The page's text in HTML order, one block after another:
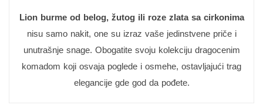
Lion burme od belog, žutog ili roze zlata sa cirkonima
nisu samo nakit, one su izraz vaše jedinstvene priče i
unutrašnje snage. Obogatite svoju kolekciju dragocenim
komadom koji osvaja poglede i osmehe, ostavljajući trag
elegancije gde god da pođete.